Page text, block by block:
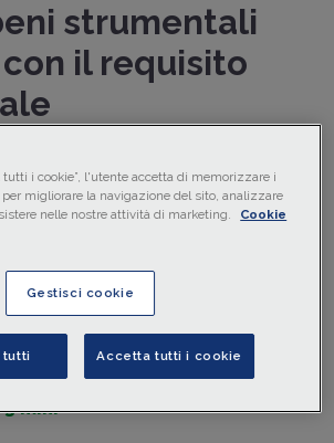
strumentali
con il requisito
strumentali nuovispetta in caso di
navedi bandiera italiana utilizzata
dalle acque territoriali, purché la nave
3 min.
tutti i cookie”, l'utente accetta di memorizzare i
migliorare la navigazione del sito, analizzare
nelle nostre attività di marketing.
Cookie
Gestisci cookie
tutti Accetta tutti i cookie